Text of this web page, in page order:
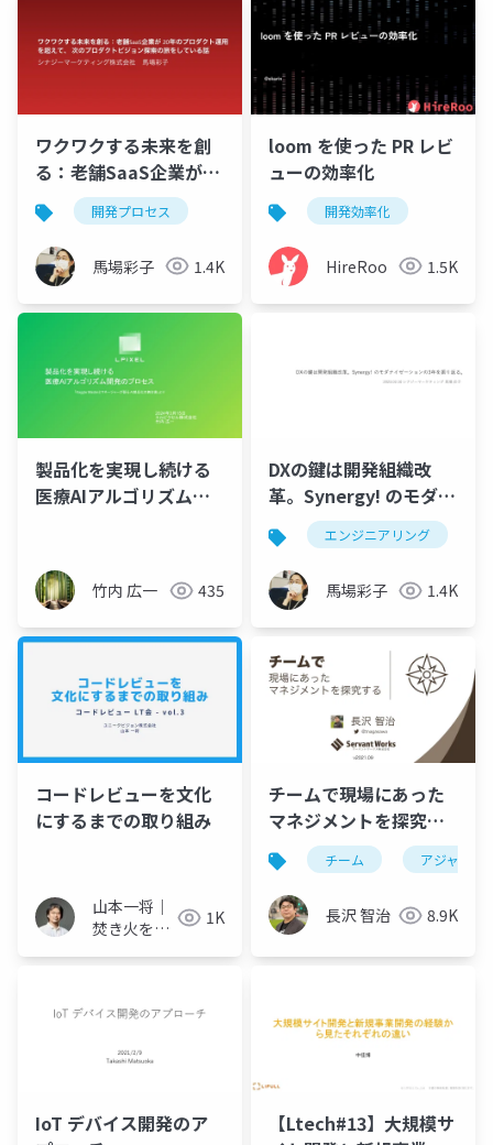
ワクワクする未来を創
る：老舗SaaS企業が
20年のプロダクト運用
を超えて、 次のプロダ
クトビジョン探索の旅
をしている話
開発プロセス
馬場彩子 1.4K
loom を使った PR レビ
ューの効率化
開発効率化
HireRoo 1.5K
製品化を実現し続ける
医療AIアルゴリズム開
竹内 広一 435
DXの鍵は開発組織改
革。Synergy! のモダナ
イゼーションの3年を振
り返る。
エンジニアリング
馬場彩子 1.4K
コードレビューを文化
にするまでの取り組み
山本一将｜
焚き火を愛
1K
チームで現場にあった
マネジメントを探究す
る
チーム アジャイル
長沢 智治 8.9K
IoT デバイス開発のア
【Ltech#13】大規模サ